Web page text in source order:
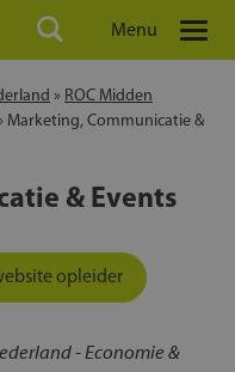
Menu
» ROC Midden
Marketing, Communicatie &
& Events
opleider
- Economie &